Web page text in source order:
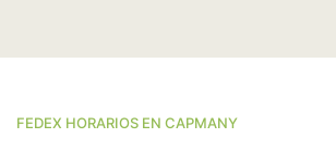
FEDEX HORARIOS EN CAPMANY